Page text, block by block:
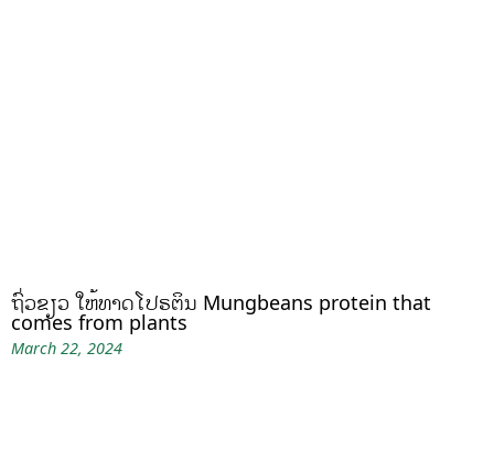
ຖົ່ວຂຽວ ໃຫ້ທາດໂປຣຕິນ Mungbeans protein that
comes from plants
March 22, 2024